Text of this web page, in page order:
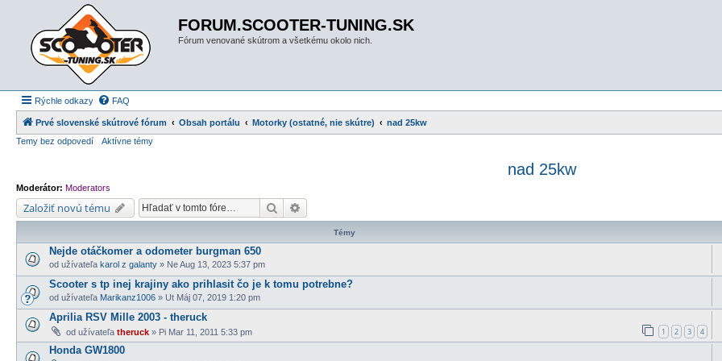
FORUM.SCOOTER-TUNING.SK
Fórum venované skútrom a všetkému okolo nich.
Rýchle odkazy FAQ
Prvé slovenské skútrové fórum Obsah portálu Motorky (ostatné, nie skútre)
nad 25kw
Temy bez odpovedí
Aktívne témy
nad 25kw
Moderátor: Moderators
Založiť novú tému Hľadať
Témy
Nejde otáčkomer a odometer burgman 650
od užívateľa karol z galanty » Ne Aug 13, 2023 5:37 pm
Scooter s tp inej krajiny ako prihlasit čo je k tomu potrebne?
od užívateľa Marikanz1006 » Ut Máj 07, 2019 1:20 pm
Aprilia RSV Mille 2003 - theruck
od užívateľa theruck » Pi Mar 11, 2011 5:33 pm 1 2 3 4
Honda GW1800